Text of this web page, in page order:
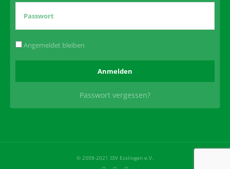
Angemeldet bleiben
Passwort vergessen?
© 2008-2021 SSV Esslingen e.V.